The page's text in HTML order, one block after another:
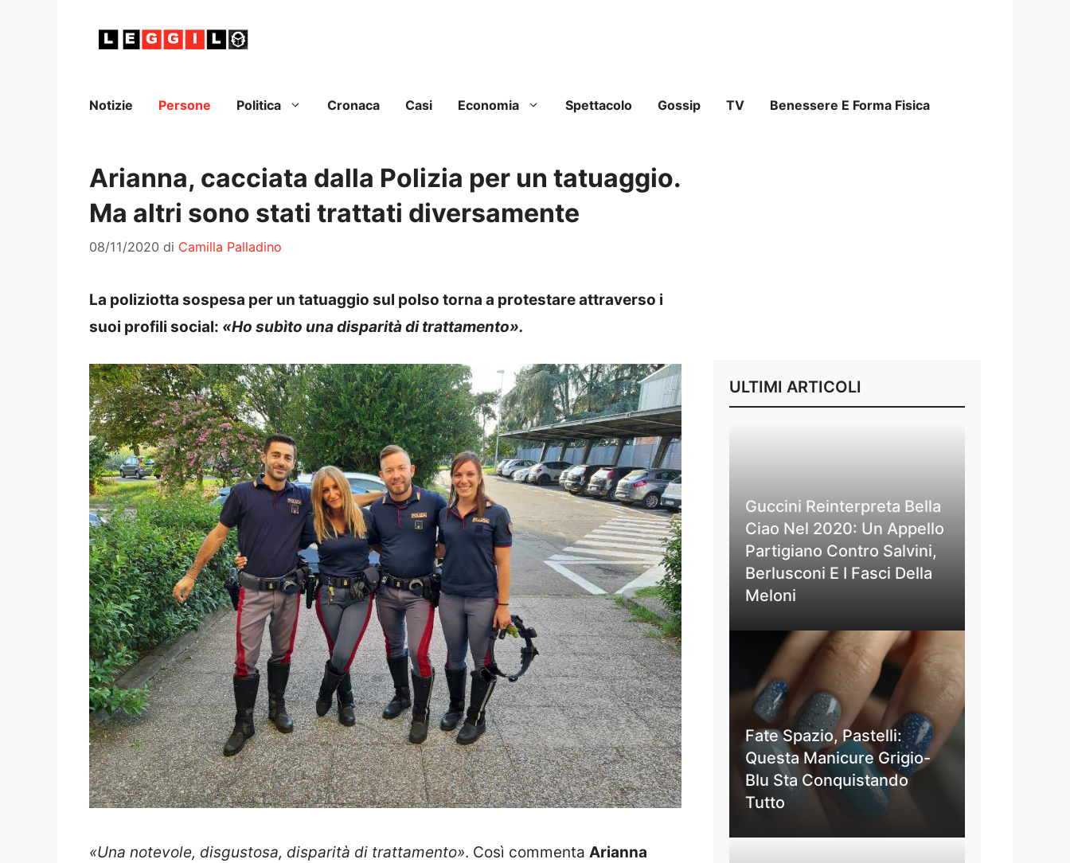
Notizie Persone Politica Cronaca Casi Economia Spettacolo Gossip TV Benessere E Forma Fisica
Arianna, cacciata dalla Polizia per un tatuaggio.
Ma altri sono stati trattati diversamente
08/11/2020 di Camilla Palladino
La poliziotta sospesa per un tatuaggio sul polso torna a protestare attraverso i
suoi profili social: «Ho subìto una disparità di trattamento».
«Una notevole, disgustosa, disparità di trattamento». Così commenta Arianna
ULTIMI ARTICOLI
Guccini Reinterpreta Bella
Ciao Nel 2020: Un Appello
Partigiano Contro Salvini,
Berlusconi E I Fasci Della
Meloni
Fate Spazio, Pastelli:
Questa Manicure Grigio-
Blu Sta Conquistando
Tutto